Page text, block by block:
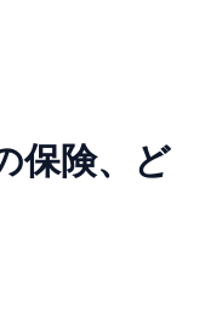
保険、ど